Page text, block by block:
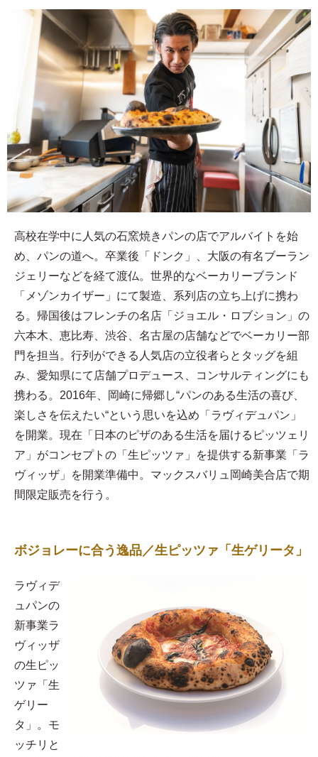
高校在学中に人気の石窯焼きパンの店でアルバイトを始
め、パンの道へ。卒業後「ドンク」、大阪の有名ブーラン
ジェリーなどを経て渡仏。世界的なベーカリーブランド
「メゾンカイザー」にて製造、系列店の立ち上げに携わ
る。帰国後はフレンチの名店「ジョエル・ロブション」の
六本木、恵比寿、渋谷、名古屋の店舗などでベーカリー部
門を担当。行列ができる人気店の立役者らとタッグを組
み、愛知県にて店舗プロデュース、コンサルティングにも
携わる。2016年、岡崎に帰郷し“パンのある生活の喜び、
楽しさを伝えたい“という思いを込め「ラヴィデュパン」
を開業。現在「日本のピザのある生活を届けるピッツェリ
ア」がコンセプトの「生ピッツァ」を提供する新事業「ラ
ヴィッザ」を開業準備中。マックスバリュ岡崎美合店で期
間限定販売を行う。
ボジョレーに合う逸品／生ピッツァ「生ゲリータ」
ラヴィデ
ュパンの
新事業ラ
ヴィッザ
の生ピッ
ツァ「生
ゲリー
タ」。モ
ッチリと